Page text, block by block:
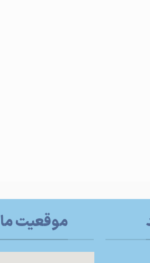
موقعیت